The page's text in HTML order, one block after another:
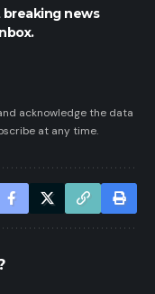
news
acknowledge the data
at any time.